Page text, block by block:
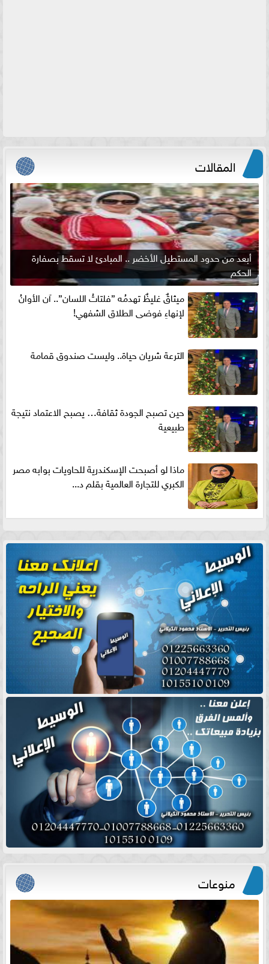
المقالات
أبعد من حدود المستطيل الأخضر .. المبادئ لا تسقط بصفارة
الحكم
ميثاقٌ غليظٌ تهدمُه ”فلتاتُ اللسان”.. آن الأوانُ
لإنهاءِ فوضى الطلاق الشفهي!
الترعة شريان حياة.. وليست صندوق قمامة
حين تصبح الجودة ثقافة… يصبح الاعتماد نتيجة
طبيعية
ماذا لو أصبحت الإسكندرية للحاويات بوابه مصر
الكبري للتجارة العالمية بقلم د...
منوعات